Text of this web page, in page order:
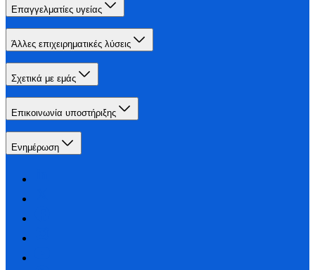
Επαγγελματίες υγείας
Άλλες επιχειρηματικές λύσεις
Σχετικά με εμάς
Επικοινωνία υποστήριξης
Ενημέρωση